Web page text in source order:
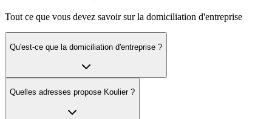
Tout ce que vous devez savoir sur la domiciliation d'entreprise
Qu'est-ce que la domiciliation d'entreprise ?
Quelles adresses propose Koulier ?